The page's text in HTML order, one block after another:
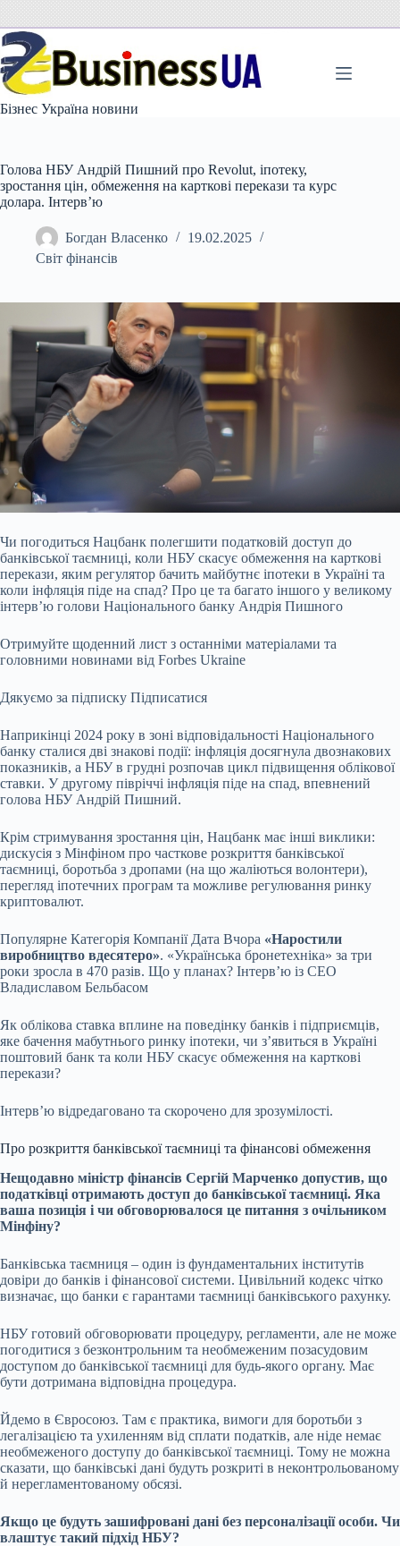
вмісту
Бізнес Україна новини
Голова НБУ Андрій Пишний про Revolut, іпотеку,
зростання цін, обмеження на карткові перекази та курс
долара. Інтерв’ю
Богдан Власенко
19.02.2025
Світ фінансів
Чи погодиться Нацбанк полегшити податковій доступ до
банківської таємниці, коли НБУ скасує обмеження на карткові
перекази, яким регулятор бачить майбутнє іпотеки в Україні та
коли інфляція піде на спад? Про це та багато іншого у великому
інтерв’ю голови Національного банку Андрія Пишного
Отримуйте щоденний лист з останніми матеріалами та
головними новинами від Forbes Ukraine
Дякуємо за підписку Підписатися
Наприкінці 2024 року в зоні відповідальності Національного
банку сталися дві знакові події: інфляція досягнула двознакових
показників, а НБУ в грудні розпочав цикл підвищення облікової
ставки. У другому півріччі інфляція піде на спад, впевнений
голова НБУ Андрій Пишний.
Крім стримування зростання цін, Нацбанк має інші виклики:
дискусія з Мінфіном про часткове розкриття банківської
таємниці, боротьба з дропами (на що жаліються волонтери),
перегляд іпотечних програм та можливе регулювання ринку
криптовалют.
Популярне Категорія Компанії Дата Вчора «Наростили
виробництво вдесятеро». «Українська бронетехніка» за три
роки зросла в 470 разів. Що у планах? Інтерв’ю із СЕО
Владиславом Бельбасом
Як облікова ставка вплине на поведінку банків і підприємців,
яке бачення мабутнього ринку іпотеки, чи зʼявиться в Україні
поштовий банк та коли НБУ скасує обмеження на карткові
перекази?
Інтервʼю відредаговано та скорочено для зрозумілості.
Про розкриття банківської таємниці та фінансові обмеження
Нещодавно міністр фінансів Сергій Марченко допустив, що
податківці отримають доступ до банківської таємниці. Яка
ваша позиція і чи обговорювалося це питання з очільником
Мінфіну?
Банківська таємниця – один із фундаментальних інститутів
довіри до банків і фінансової системи. Цивільний кодекс чітко
визначає, що банки є гарантами таємниці банківського рахунку.
НБУ готовий обговорювати процедуру, регламенти, але не може
погодитися з безконтрольним та необмеженим позасудовим
доступом до банківської таємниці для будь-якого органу. Має
бути дотримана відповідна процедура.
Йдемо в Євросоюз. Там є практика, вимоги для боротьби з
легалізацією та ухиленням від сплати податків, але ніде немає
необмеженого доступу до банківської таємниці. Тому не можна
сказати, що банківські дані будуть розкриті в неконтрольованому
й нерегламентованому обсязі.
Якщо це будуть зашифровані дані без персоналізації особи. Чи
влаштує такий підхід НБУ?